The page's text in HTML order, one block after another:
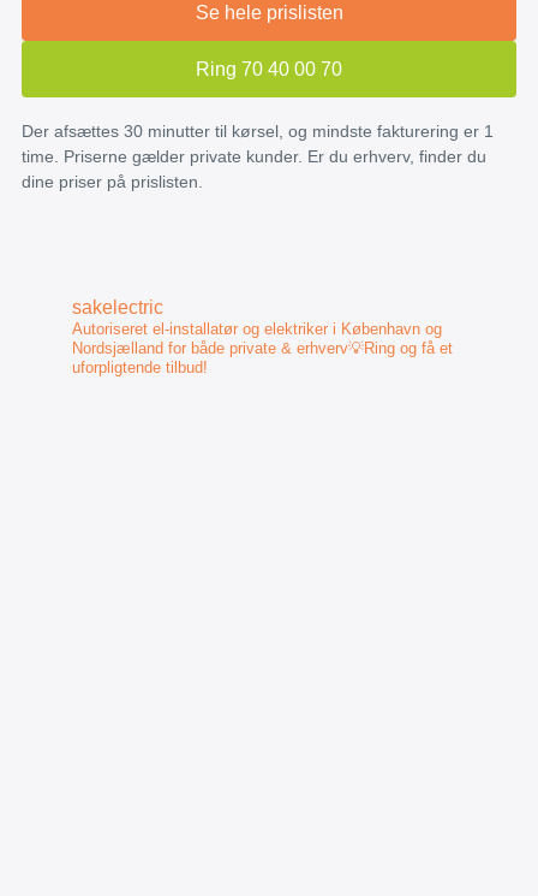
Se hele prislisten
Ring 70 40 00 70
Der afsættes 30 minutter til kørsel, og mindste fakturering er 1
time. Priserne gælder private kunder. Er du erhverv, finder du
dine priser på prislisten.
sakelectric
Autoriseret el-installatør og elektriker i København og
Nordsjælland for både private & erhverv💡Ring og få et
uforpligtende tilbud!